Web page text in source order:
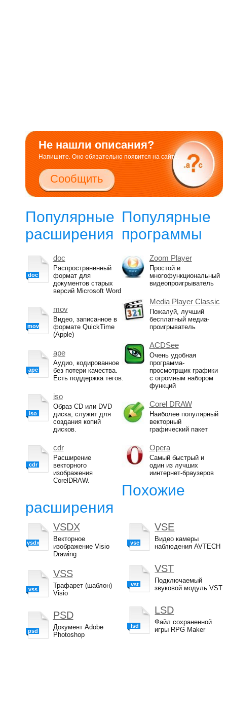
Не нашли описания?
Напишите. Оно обязательно появится на сайте.
Сообщить
Популярные
расширения
doc
doc
Распространенный
формат для
документов старых
версий Microsoft Word
mov
mov
Видео, записанное в
формате QuickTime
(Apple)
ape
ape
Аудио, кодированное
без потери качества.
Есть поддержка тегов.
iso
iso
Образ CD или DVD
диска, служит для
создания копий
дисков.
cdr
cdr
Расширение
векторного
изображения
CorelDRAW.
Популярные
программы
Zoom Player
Простой и
многофункциональный
видеопроигрыватель
Media Player Classic
Пожалуй, лучший
бесплатный медиа-
проигрыватель
ACDSee
Очень удобная
программа-
просмотрщик графики
с огромным набором
функций
Corel DRAW
Наиболее популярный
векторный
графический пакет
Opera
Самый быстрый и
один из лучших
иинтернет-браузеров
Похожие
расширения
vsdx
VSDX
Векторное
изображение Visio
Drawing
vss
VSS
Трафарет (шаблон)
Visio
psd
PSD
Документ Adobe
Photoshop
vse
VSE
Видео камеры
наблюдения AVTECH
vst
VST
Подключаемый
звуковой модуль VST
lsd
LSD
Файл сохраненной
игры RPG Maker